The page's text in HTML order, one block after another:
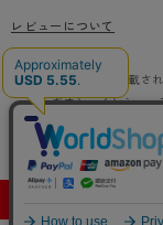
レビューについて
本ウェブサイト上に掲載さ
ギオンラインショッ